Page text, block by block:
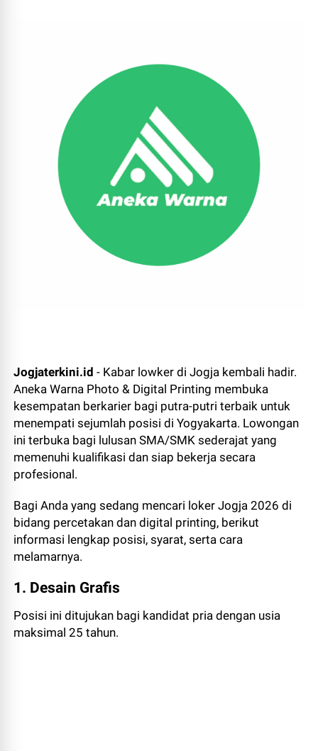
Jogjaterkini.id - Kabar lowker di Jogja kembali hadir.
Aneka Warna Photo & Digital Printing membuka
kesempatan berkarier bagi putra-putri terbaik untuk
menempati sejumlah posisi di Yogyakarta. Lowongan
ini terbuka bagi lulusan SMA/SMK sederajat yang
memenuhi kualifikasi dan siap bekerja secara
profesional.
Bagi Anda yang sedang mencari loker Jogja 2026 di
bidang percetakan dan digital printing, berikut
informasi lengkap posisi, syarat, serta cara
melamarnya.
1. Desain Grafis
Posisi ini ditujukan bagi kandidat pria dengan usia
maksimal 25 tahun.